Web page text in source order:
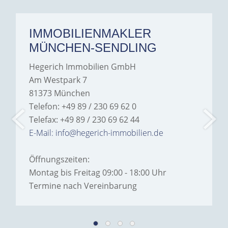
IMMOBILIENMAKLER
MÜNCHEN-SENDLING
Hegerich Immobilien GmbH
Am Westpark 7
81373 München
Telefon: +49 89 / 230 69 62 0
Telefax: +49 89 / 230 69 62 44
E-Mail: info@hegerich-immobilien.de
Öffnungszeiten:
Montag bis Freitag 09:00 - 18:00 Uhr
Termine nach Vereinbarung